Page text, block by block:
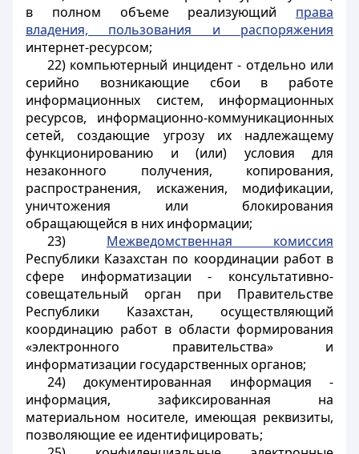
в полном объеме реализующий права
владения, пользования и распоряжения
интернет-ресурсом;
22) компьютерный инцидент - отдельно или
серийно возникающие сбои в работе
информационных систем, информационных
ресурсов, информационно-коммуникационных
сетей, создающие угрозу их надлежащему
функционированию и (или) условия для
незаконного получения, копирования,
распространения, искажения, модификации,
уничтожения или блокирования
обращающейся в них информации;
23) Межведомственная комиссия
Республики Казахстан по координации работ в
сфере информатизации - консультативно-
совещательный орган при Правительстве
Республики Казахстан, осуществляющий
координацию работ в области формирования
«электронного правительства» и
информатизации государственных органов;
24) документированная информация -
информация, зафиксированная на
материальном носителе, имеющая реквизиты,
позволяющие ее идентифицировать;